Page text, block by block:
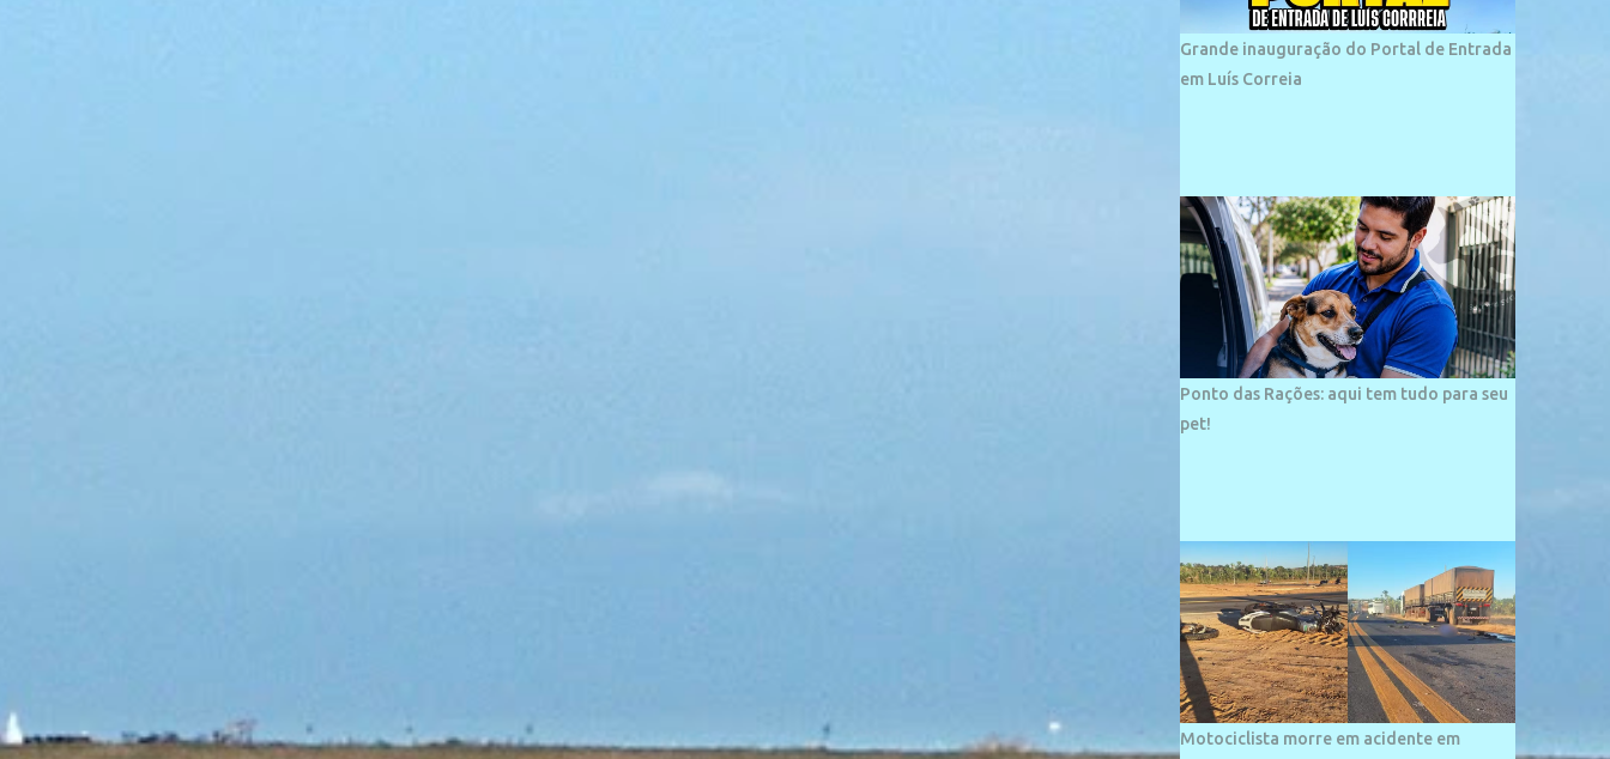
apresentando dunas em seu espaço
geográfico. Não se sabe ao certo porque a
praia leva esse nome, e muitas das suas
vizinhos. O bairro onde se localiza a praia é
palco de amplos investimentos e projetos
grandiosos como hotéis, pousadas e
residências de veraneio de grande porte. O
maior empreendimento fixado nessa área é
o SESC Praia, inaugurado em 12 de julho de
1996. Com arquitetura moderna,...
Grande inauguração do Portal de Entrada
em Luís Correia
Ponto das Rações: aqui tem tudo para seu
pet!
Motociclista morre em acidente em